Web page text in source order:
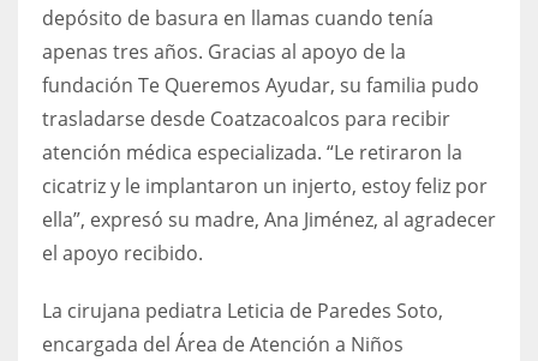
depósito de basura en llamas cuando tenía
apenas tres años. Gracias al apoyo de la
fundación Te Queremos Ayudar, su familia pudo
trasladarse desde Coatzacoalcos para recibir
atención médica especializada. “Le retiraron la
cicatriz y le implantaron un injerto, estoy feliz por
ella”, expresó su madre, Ana Jiménez, al agradecer
el apoyo recibido.
La cirujana pediatra Leticia de Paredes Soto,
encargada del Área de Atención a Niños